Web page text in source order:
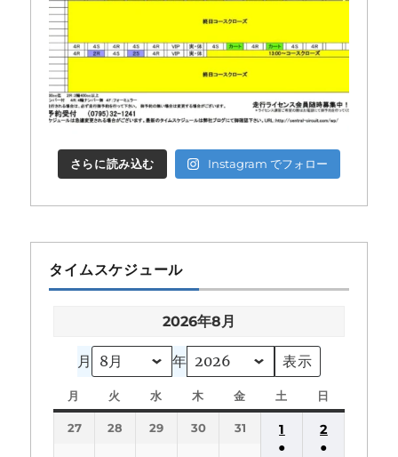
さらに読み込む Instagram でフォロー
タイムスケジュール
2026年8月
月 年
月
曜
日
火
曜
日
水
曜
日
木
曜
日
金
曜
土
曜
日
曜
27 28 29 30 31
1
●
2
●